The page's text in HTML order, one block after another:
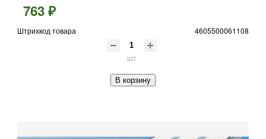
763 ₽
Штрихкод товара 4605500061108
шт
В корзину